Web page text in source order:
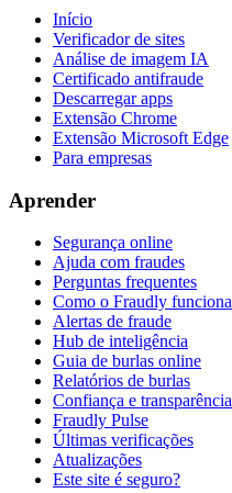
Início
Verificador de sites
Análise de imagem IA
Certificado antifraude
Descarregar apps
Extensão Chrome
Extensão Microsoft Edge
Para empresas
Aprender
Segurança online
Ajuda com fraudes
Perguntas frequentes
Como o Fraudly funciona
Alertas de fraude
Hub de inteligência
Guia de burlas online
Relatórios de burlas
Confiança e transparência
Fraudly Pulse
Últimas verificações
Atualizações
Este site é seguro?